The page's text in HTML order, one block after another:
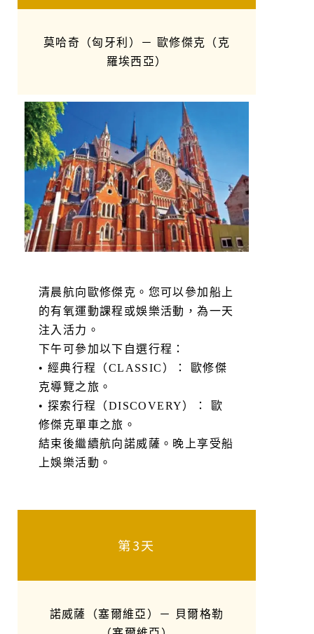
莫哈奇（匈牙利）－ 歐修傑克（克
羅埃西亞）
清晨航向歐修傑克。您可以參加船上
的有氧運動課程或娛樂活動，為一天
注入活力。
下午可參加以下自選行程：
• 經典行程（CLASSIC）： 歐修傑
克導覽之旅。
• 探索行程（DISCOVERY）： 歐
修傑克單車之旅。
結束後繼續航向諾威薩。晚上享受船
上娛樂活動。
第3天
諾威薩（塞爾維亞）－ 貝爾格勒